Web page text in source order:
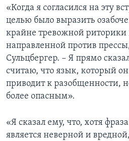
«Когда я согласился на эту
целью было выразить
крайне тревожной риторики
направленной против
Сульцбергер. – Я прямо
считаю, что язык, который он
приводит к разобщенности,
более опасным».
«Я сказал ему, что, хотя
является неверной и